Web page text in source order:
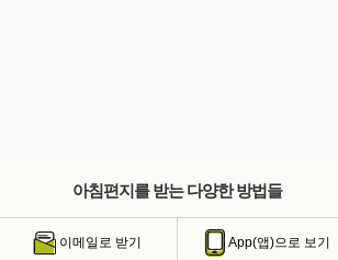
아침편지를 받는 다양한 방법들
이메일로 받기 App(앱)으로 보기